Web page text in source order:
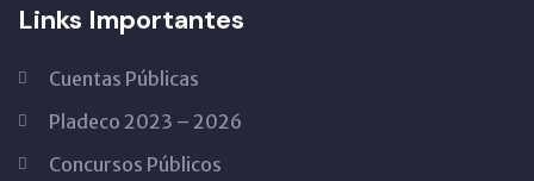
Links Importantes
Cuentas Públicas
Pladeco 2023 – 2026
Concursos Públicos